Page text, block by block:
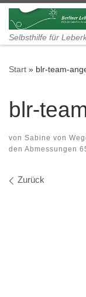
Zum Inhalt
Selbsthilfe für
Start » blr-team-
blr-
von Sabine von
den Abmessungen
Bilder
Zurück